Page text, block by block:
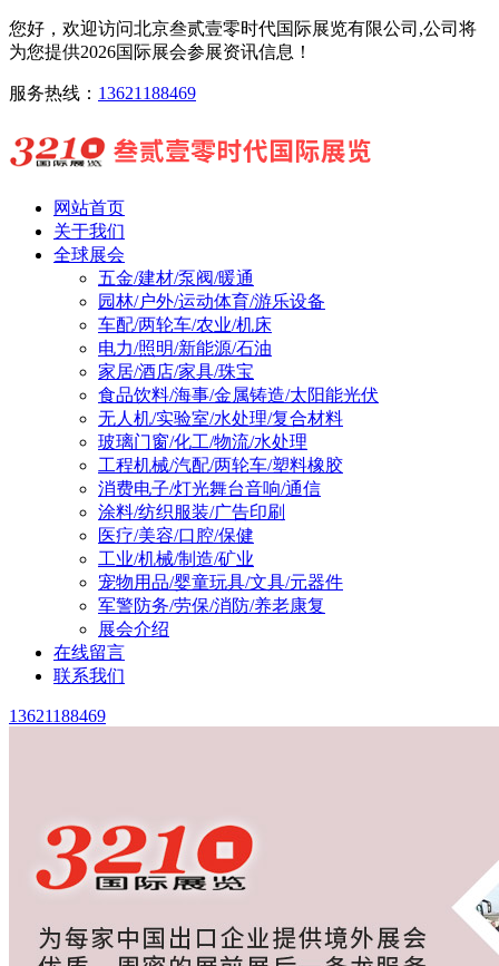
您好，欢迎访问北京叁贰壹零时代国际展览有限公司,公司将
为您提供2026国际展会参展资讯信息！
服务热线： 13621188469
网站首页
关于我们
全球展会
五金/建材/泵阀/暖通
园林/户外/运动体育/游乐设备
车配/两轮车/农业/机床
电力/照明/新能源/石油
家居/酒店/家具/珠宝
食品饮料/海事/金属铸造/太阳能光伏
无人机/实验室/水处理/复合材料
玻璃门窗/化工/物流/水处理
工程机械/汽配/两轮车/塑料橡胶
消费电子/灯光舞台音响/通信
涂料/纺织服装/广告印刷
医疗/美容/口腔/保健
工业/机械/制造/矿业
宠物用品/婴童玩具/文具/元器件
军警防务/劳保/消防/养老康复
展会介绍
在线留言
联系我们
13621188469